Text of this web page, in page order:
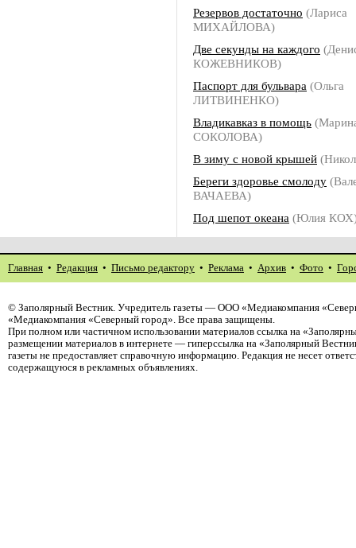
Резервов достаточно (Лариса
МИХАЙЛОВА)
Две секунды на каждого
КОЖЕВНИКОВ)
Паспорт для бульвара (Ольга
ЛИТВИНЕНКО)
Владикавказ в помощь
СОКОЛОВА)
В зиму с новой крышей
Береги здоровье смолоду
ВАЧАЕВА)
Под шепот океана (Юлия
Главная • Редакция • Письмо редактору • Реклама • Архив • Фото •
© Заполярный Вестник. Учредитель газеты — ООО «Медиакомпания
«Медиакомпания «Северный город». Все права защищены.
При полном или частичном использовании материалов ссылка на
размещении материалов в интернете — гиперссылка на «Заполярный
газеты не предоставляет справочную информацию. Редакция не несет
содержащуюся в рекламных объявлениях.